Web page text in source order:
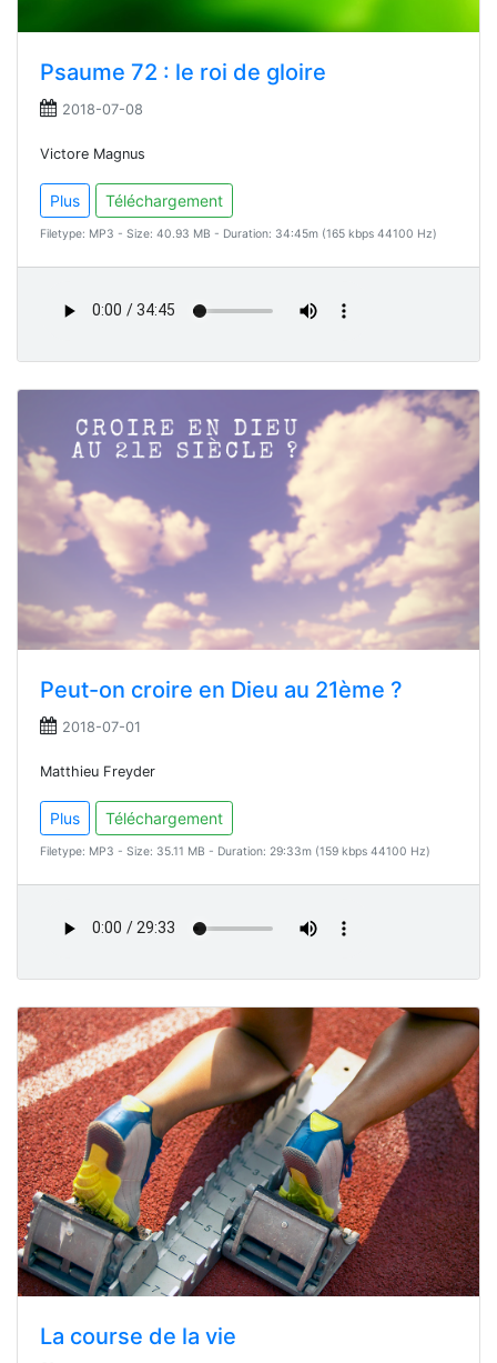
Psaume 72 : le roi de gloire
2018-07-08
Victore Magnus
Plus Téléchargement
Filetype: MP3 - Size: 40.93 MB - Duration: 34:45m (165 kbps 44100 Hz)
Peut-on croire en Dieu au 21ème ?
2018-07-01
Matthieu Freyder
Plus Téléchargement
Filetype: MP3 - Size: 35.11 MB - Duration: 29:33m (159 kbps 44100 Hz)
La course de la vie